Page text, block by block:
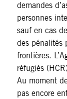
demandes
personnes
sauf en cas
des pénalités
frontières.
réfugiés
Au moment
pas encore